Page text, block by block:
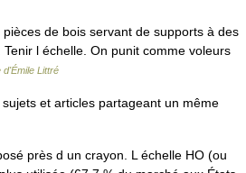
de bois servant de supports à des
l échelle. On punit comme voleurs
Littré
et articles partageant un même
près d un crayon. L échelle HO (ou